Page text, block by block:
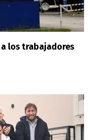
los trabajadores